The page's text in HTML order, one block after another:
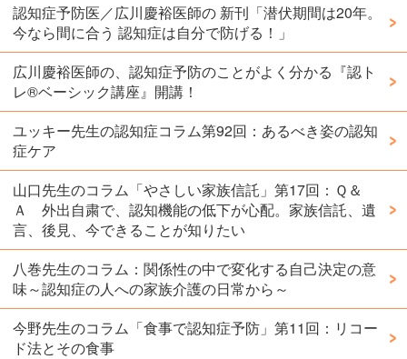
認知症予防医／広川慶裕医師の 新刊「潜伏期間は20年。
今なら間に合う 認知症は自分で防げる！」
広川慶裕医師の、認知症予防のことがよく分かる『認ト
レ®️ベーシック講座』開講！
ユッキー先生の認知症コラム第92回：あるべき姿の認知
症ケア
山口先生のコラム「やさしい家族信託」第17回：Ｑ＆
Ａ 外出自粛で、認知機能の低下が心配。家族信託、遺
言、後見、今できることが知りたい
八巻先生のコラム：関係性の中で変化する自己決定の意
味～認知症の人への家族介護の日常から～
今野先生のコラム「食事で認知症予防」第11回：リコー
ド法とその食事